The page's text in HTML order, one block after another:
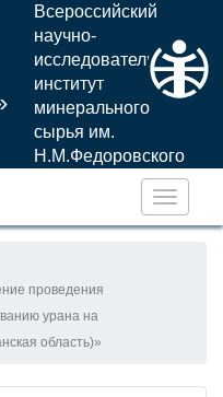
Всероссийский
научно-
исследовательский
институт
минерального
сырья им.
Н.М.Федоровского
проведения
урана на
область)»